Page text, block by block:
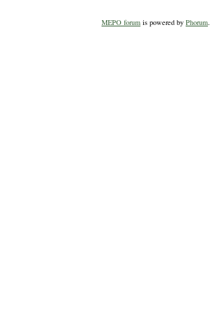
MEPO forum is powered by Phorum.